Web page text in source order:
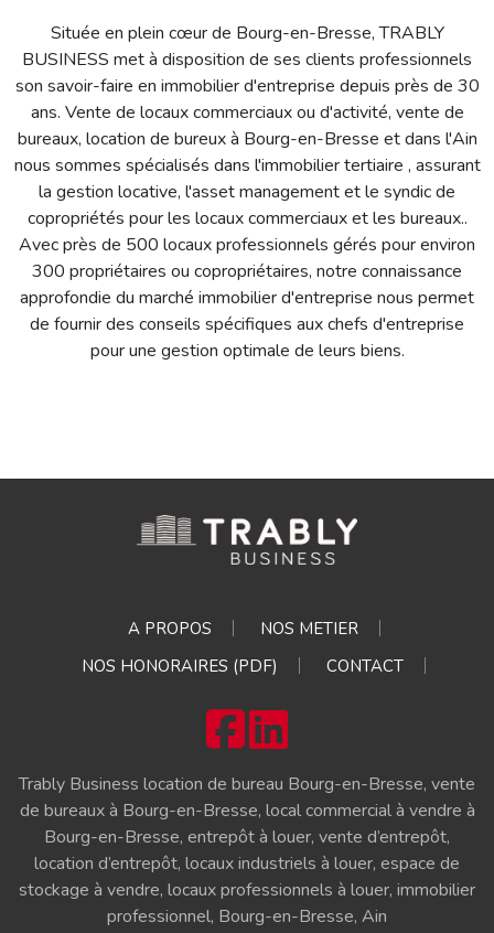
Située en plein cœur de Bourg-en-Bresse, TRABLY
BUSINESS met à disposition de ses clients professionnels
son savoir-faire en immobilier d'entreprise depuis près de 30
ans. Vente de locaux commerciaux ou d'activité, vente de
bureaux, location de bureux à Bourg-en-Bresse et dans l'Ain
nous sommes spécialisés dans l'immobilier tertiaire , assurant
la gestion locative, l'asset management et le syndic de
copropriétés pour les locaux commerciaux et les bureaux..
Avec près de 500 locaux professionnels gérés pour environ
300 propriétaires ou copropriétaires, notre connaissance
approfondie du marché immobilier d'entreprise nous permet
de fournir des conseils spécifiques aux chefs d'entreprise
pour une gestion optimale de leurs biens.
A PROPOS
NOS METIER
NOS HONORAIRES (PDF)
CONTACT
Trably Business location de bureau Bourg-en-Bresse, vente
de bureaux à Bourg-en-Bresse, local commercial à vendre à
Bourg-en-Bresse, entrepôt à louer, vente d’entrepôt,
location d’entrepôt, locaux industriels à louer, espace de
stockage à vendre, locaux professionnels à louer, immobilier
professionnel, Bourg-en-Bresse, Ain